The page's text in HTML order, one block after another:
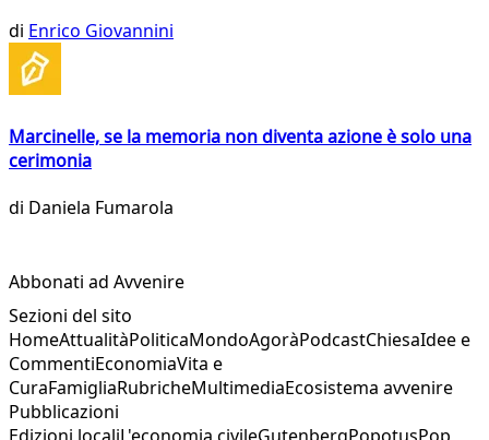
di Enrico Giovannini
Marcinelle, se la memoria non diventa azione è solo una
cerimonia
di Daniela Fumarola
Abbonati ad Avvenire
Sezioni del sito
HomeAttualitàPoliticaMondoAgoràPodcastChiesaIdee e
CommentiEconomiaVita e
CuraFamigliaRubricheMultimediaEcosistema avvenire
Pubblicazioni